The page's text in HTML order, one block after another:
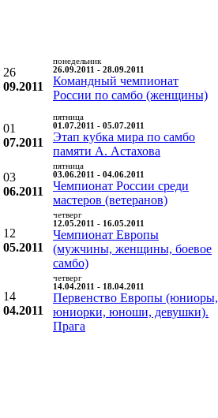
26
09.2011
понедельник
26.09.2011 - 28.09.2011
Командный чемпионат
России по самбо (женщины)
01
07.2011
пятница
01.07.2011 - 05.07.2011
Этап кубка мира по самбо
памяти А. Астахова
03
06.2011
пятница
03.06.2011 - 04.06.2011
Чемпионат России среди
мастеров (ветеранов)
12
05.2011
четверг
12.05.2011 - 16.05.2011
Чемпионат Европы
(мужчины, женщины, боевое
самбо)
14
04.2011
четверг
14.04.2011 - 18.04.2011
Первенство Европы (юниоры,
юниорки, юноши, девушки).
Прага